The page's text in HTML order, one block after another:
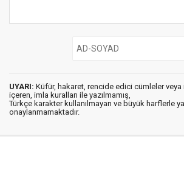
UYARI: Küfür, hakaret, rencide edici cümleler veya
içeren, imla kuralları ile yazılmamış,
Türkçe karakter kullanılmayan ve büyük harflerle
onaylanmamaktadır.